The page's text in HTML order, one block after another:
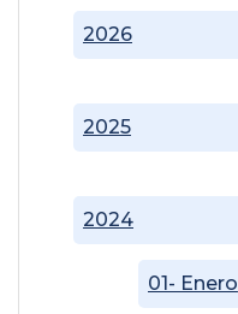
2024
01- Enero
2025
2026